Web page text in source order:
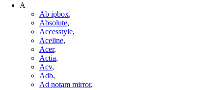
A
Ab ipbox,
Absolute,
Accesstyle,
Aceline,
Acer,
Actia,
Acv,
Adb,
Ad notam mirror,